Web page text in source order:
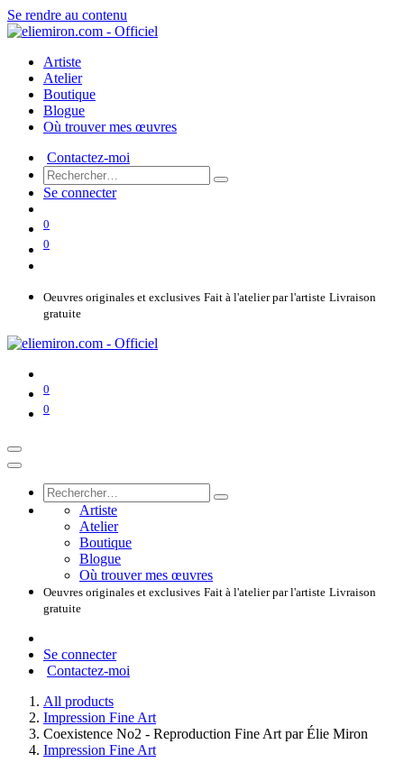
Se rendre au contenu
Artiste
Atelier
Boutique
Blogue
Où trouver mes œuvres
Contactez-moi
Se connecter
0
0
Oeuvres originales et exclusives Fait à l'atelier par l'artiste Livraison
gratuite
0
0
Artiste
Atelier
Boutique
Blogue
Où trouver mes œuvres
Oeuvres originales et exclusives Fait à l'atelier par l'artiste Livraison
gratuite
Se connecter
Contactez-moi
All products
Impression Fine Art
Coexistence No2 - Reproduction Fine Art par Élie Miron
Impression Fine Art